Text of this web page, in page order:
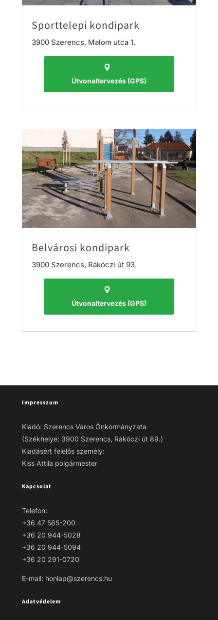
Sporttelepi kondipark
3900 Szerencs, Malom utca 1.
Útvonaltervezés (GPS)
Belvárosi kondipark
3900 Szerencs, Rákóczi út 93.
Útvonaltervezés (GPS)
Impresszum
Kiadó: Szerencs Város Önkormányzata
(Székhelye: 3900 Szerencs, Rákóczi út 89.)
Kiadásért felelős személy:
Kiss Attila polgármester
Kapcsolat
Telefon:
+36 47 565-200
+36 20 944-5028
+36 20 944-5094
+36 20 291-0720
E-mail: honlap@szerencs.hu
Adatvédelem